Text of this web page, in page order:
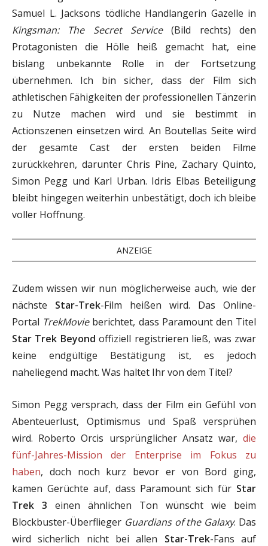
Samuel L. Jacksons tödliche Handlangerin Gazelle in
Kingsman: The Secret Service(Bild rechts) den
Protagonisten die Hölle heiß gemacht hat, eine
bislang unbekannte Rolle in der Fortsetzung
übernehmen. Ich bin sicher, dass der Film sich
athletischen Fähigkeiten der professionellen Tänzerin
zu Nutze machen wird und sie bestimmt in
Actionszenen einsetzen wird. An Boutellas Seite wird
der gesamte Cast der ersten beiden Filme
zurückkehren, darunter Chris Pine, Zachary Quinto,
Simon Pegg und Karl Urban. Idris Elbas Beteiligung
bleibt hingegen weiterhin unbestätigt, doch ich bleibe
voller Hoffnung.
ANZEIGE
Zudem wissen wir nun möglicherweise auch, wie der
nächste Star-Trek-Film heißen wird. Das Online-
Portal TrekMovieberichtet, dass Paramount den Titel
Star Trek Beyond offiziell registrieren ließ, was zwar
keine endgültige Bestätigung ist, es jedoch
naheliegend macht. Was haltet Ihr von dem Titel?
Simon Pegg versprach, dass der Film ein Gefühl von
Abenteuerlust, Optimismus und Spaß versprühen
wird. Roberto Orcis ursprünglicher Ansatz war, die
fünf-Jahres-Mission der Enterprise im Fokus zu
haben, doch noch kurz bevor er von Bord ging,
kamen Gerüchte auf, dass Paramount sich für Star
Trek 3 einen ähnlichen Ton wünscht wie beim
Blockbuster-Überflieger Guardians of the Galaxy. Das
wird sicherlich nicht bei allen Star-Trek-Fans auf